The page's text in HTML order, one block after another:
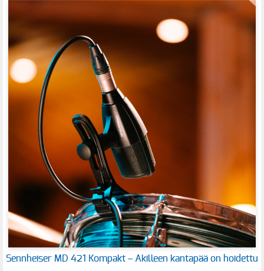
Sennheiser MD 421 Kompakt – Akilleen kantapää on hoidettu